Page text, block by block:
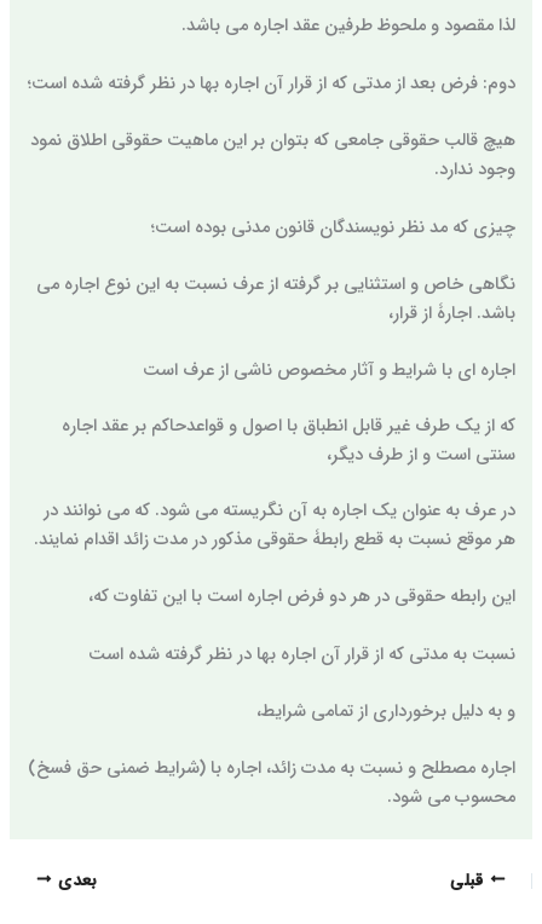
لذا مقصود و ملحوظ طرفین عقد اجاره می باشد.
دوم: فرض بعد از مدتی که از قرار آن اجاره بها در نظر گرفته شده است؛
هیچ قالب حقوقی جامعی که بتوان بر این ماهیت حقوقی اطلاق نمود
وجود ندارد.
چیزی که مد نظر نویسندگان قانون مدنی بوده است؛
نگاهی خاص و استثنایی بر گرفته از عرف نسبت به این نوع اجاره می
باشد. اجارۀ از قرار،
اجاره ای با شرایط و آثار مخصوص ناشی از عرف است
که از یک طرف غیر قابل انطباق با اصول و قواعدحاکم بر عقد اجاره
سنتی است و از طرف دیگر،
در عرف به عنوان یک اجاره به آن نگریسته می شود. که می نوانند در
هر موقع نسبت به قطع رابطۀ حقوقی مذکور در مدت زائد اقدام نمایند.
این رابطه حقوقی در هر دو فرض اجاره است با این تفاوت که،
نسبت به مدتی که از قرار آن اجاره بها در نظر گرفته شده است
و به دلیل برخورداری از تمامی شرایط،
اجاره مصطلح و نسبت به مدت زائد، اجاره با (شرایط ضمنی حق فسخ)
محسوب می شود.
قبلی بعدی